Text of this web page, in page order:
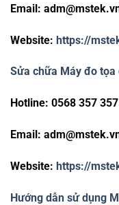
Email:
Website: https://
Sửa chữa Máy đo tọa
Hotline: 0568 357 357
Email:
Website: https://
Hướng dẫn sử dụng